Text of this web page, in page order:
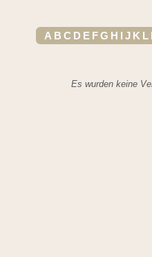
A B C D E FG H I J K L
Es wurden keine